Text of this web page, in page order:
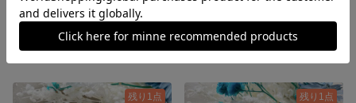
【ビーチ🐬】アゲート風フープピアス、イヤリング
【お花畑🌼】アゲート風フープピアス、イヤリング
880円
残り1点 残り1点